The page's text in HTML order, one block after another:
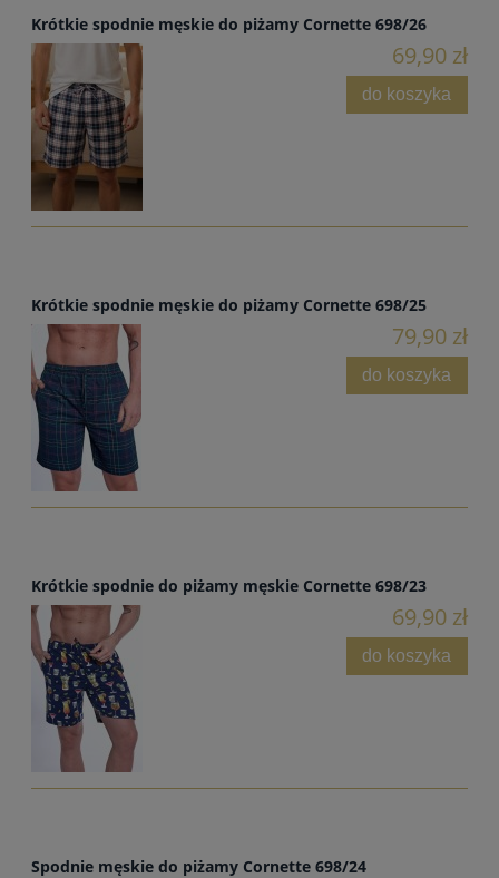
Krótkie spodnie męskie do piżamy Cornette 698/26
69,90 zł
do koszyka
Krótkie spodnie męskie do piżamy Cornette 698/25
79,90 zł
do koszyka
Krótkie spodnie do piżamy męskie Cornette 698/23
69,90 zł
do koszyka
Spodnie męskie do piżamy Cornette 698/24